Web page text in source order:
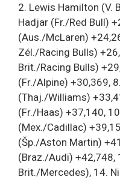
2. Lewis Hamilton (V.
Hadjar (Fr./Red Bull)
(Aus./McLaren)
Zél./Racing Bulls)
Brit./Racing Bulls)
(Fr./Alpine) +30,369,
(Thaj./Williams)
(Fr./Haas) +37,140,
(Mex./Cadillac)
(Šp./Aston Martin)
(Braz./Audi) +42,748,
Brit./Mercedes), 14.